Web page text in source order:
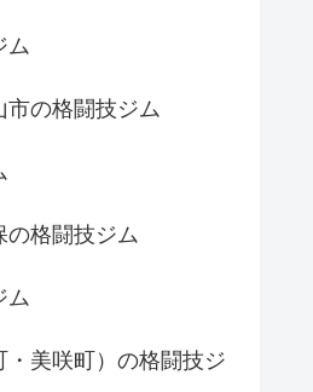
ム
市の格闘技ジム
の格闘技ジム
ム
・美咲町）の格闘技ジ